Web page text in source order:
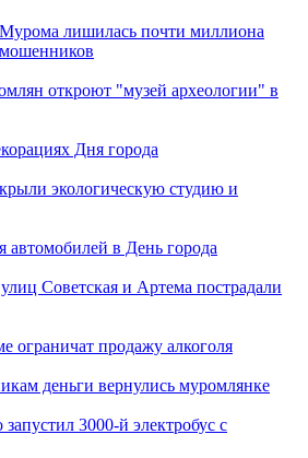
лишилась почти миллиона
откроют "музей археологии" в
Дня города
экологическую студию и
в День города
Советская и Артема пострадали
ограничат продажу алкоголя
деньги вернулись муромлянке
3000-й электробус с